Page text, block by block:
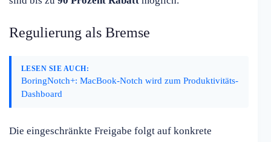
Regulierung als Bremse
LESEN SIE AUCH:
BoringNotch+: MacBook-Notch wird zum Produktivitäts-
Dashboard
Die eingeschränkte Freigabe folgt auf konkrete